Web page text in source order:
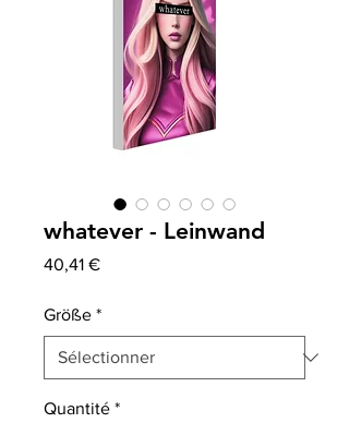
whatever - Leinwand
40,41 €Prix
Größe *
Quantité *